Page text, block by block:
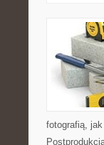
fotografią,